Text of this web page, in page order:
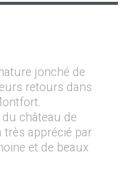
jonché de
retours dans
château de
apprécié par
et de beaux